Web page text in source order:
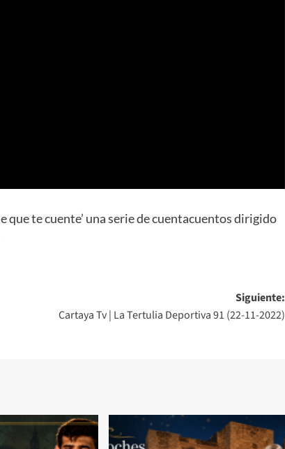
que te cuente’ una serie de cuentacuentos dirigido
Siguiente:
Cartaya Tv | La Tertulia Deportiva 91 (22-11-2022)